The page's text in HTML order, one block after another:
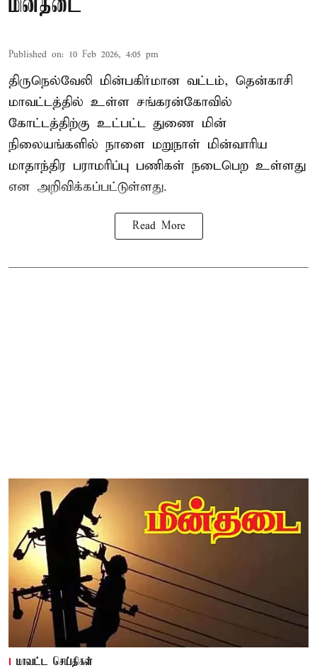
மின்தடை
Published on: 10 Feb 2026, 4:05 pm
திருநெல்வேலி மின்பகிர்மான வட்டம், தென்காசி
மாவட்டத்தில் உள்ள சங்கரன்கோவில்
கோட்டத்திற்கு உட்பட்ட துணை மின்
நிலையங்களில் நாளை மறுநாள் மின்வாரிய
மாதாந்திர பராமரிப்பு பணிகள் நடைபெற உள்ளது
என அறிவிக்கப்பட்டுள்ளது.
Read More
மாவட்ட செய்திகள்